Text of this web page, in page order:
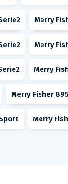
Merry
Merry
Merry
Merry Fisher
Merry